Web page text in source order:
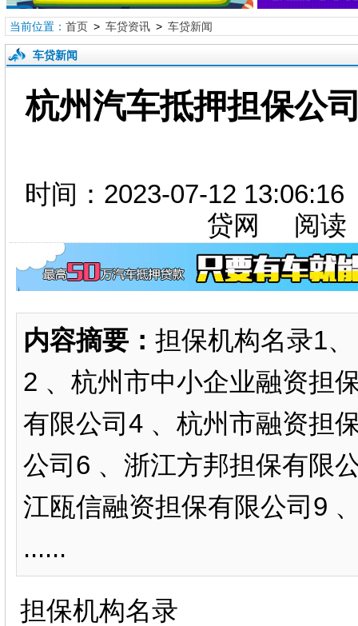
当前位置： 首页> 车贷资讯> 车贷新闻
车贷新闻
杭州汽车抵押担保公
时间：2023-07-12
贷网 阅读
内容摘要： 担保机构名录1
2 、杭州市中小企业融资担
有限公司4 、杭州市融资担
公司6 、浙江方邦担保有限
江瓯信融资担保有限公司9
......
担保机构名录